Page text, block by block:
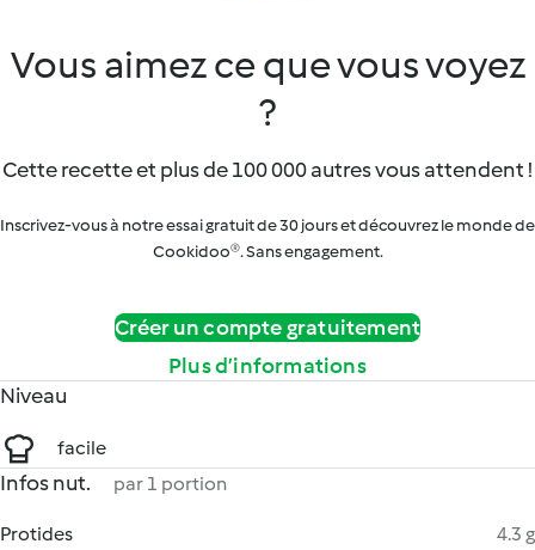
Vous aimez ce que vous voyez
?
Cette recette et plus de 100 000 autres vous attendent !
Inscrivez-vous à notre essai gratuit de 30 jours et découvrez le monde de
Cookidoo®. Sans engagement.
Créer un compte gratuitement
Plus d’informations
Niveau
facile
Infos nut. par 1 portion
Protides
4.3 g